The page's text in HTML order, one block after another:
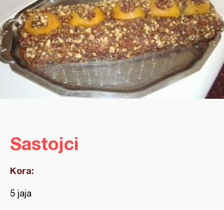
Sastojci
Kora:
5 jaja